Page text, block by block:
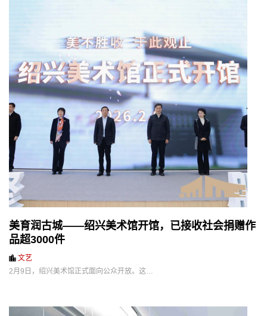
美育润古城——绍兴美术馆开馆，已接收社会捐赠作
品超3000件
文艺
2月9日，绍兴美术馆正式面向公众开放。这…